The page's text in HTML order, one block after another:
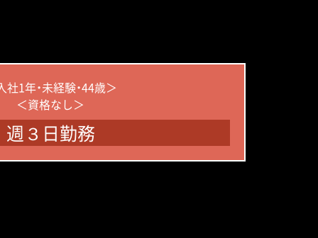
社1年・未経験・44歳＞
＜資格なし＞
週３日勤務